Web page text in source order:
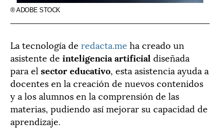
® ADOBE STOCK
La tecnología de redacta.me ha creado un
asistente de inteligencia artificial diseñada
para el sector educativo, esta asistencia ayuda a
docentes en la creación de nuevos contenidos
y a los alumnos en la comprensión de las
materias, pudiendo así mejorar su capacidad de
aprendizaje.